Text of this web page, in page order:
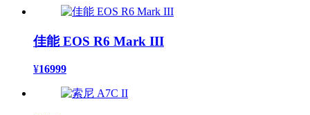
佳能 EOS R6 Mark III
¥16999